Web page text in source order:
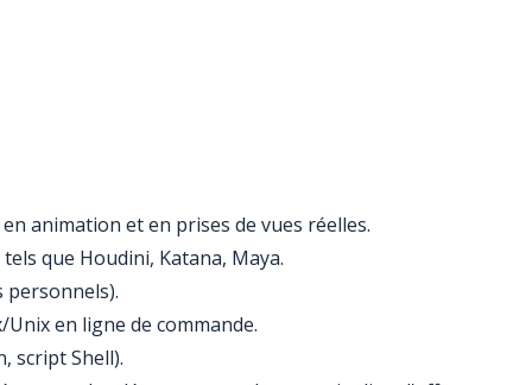
animation et en prises de vues réelles.
que Houdini, Katana, Maya.
personnels).
en ligne de commande.
script Shell).